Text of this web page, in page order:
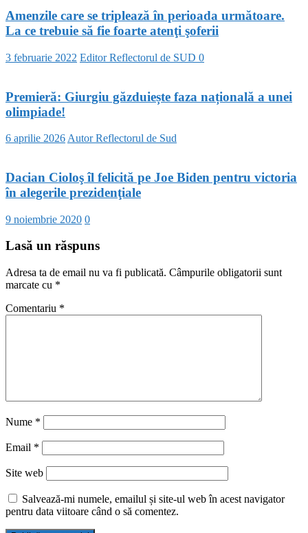
Amenzile care se triplează în perioada următoare.
La ce trebuie să fie foarte atenţi şoferii
3 februarie 2022 Editor Reflectorul de SUD 0
Premieră: Giurgiu găzduiește faza națională a unei
olimpiade!
6 aprilie 2026 Autor Reflectorul de Sud
Dacian Cioloş îl felicită pe Joe Biden pentru victoria
în alegerile prezidenţiale
9 noiembrie 2020 0
Lasă un răspuns
Adresa ta de email nu va fi publicată. Câmpurile obligatorii sunt
marcate cu *
Comentariu *
Nume *
Email *
Site web
Salvează-mi numele, emailul și site-ul web în acest navigator
pentru data viitoare când o să comentez.